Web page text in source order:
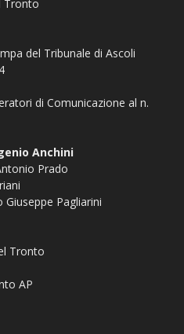
Tronto
del Tribunale di Ascoli
di Comunicazione al n.
Anchini
Prado
Pagliarini
Tronto
AP